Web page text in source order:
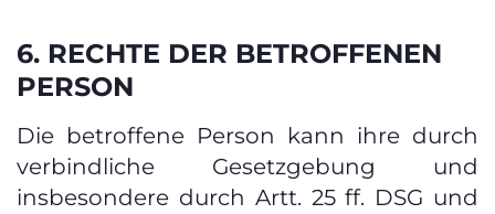
6. RECHTE DER BETROFFENEN
PERSON
Die betroffene Person kann ihre durch
verbindliche Gesetzgebung und
insbesondere durch Artt. 25 ff. DSG und